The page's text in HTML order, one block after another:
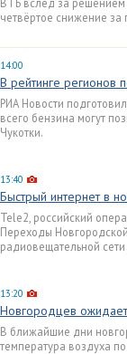
четвёртое снижение за
14:00
В рейтинге регионов
РИА Новости
всего бензина могут
Чукотки.
13:40
Быстрый интернет в
Tele2, российский
Переходы
радиовещательной
13:20
Новгородцев
В ближайшие дни
температура воздуха